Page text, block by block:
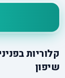
קלוריותב
שיפון